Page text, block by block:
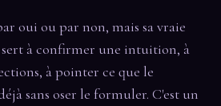
oui ou par non, mais sa vraie
à confirmer une intuition, à
à pointer ce que le
sans oser le formuler. C'est un